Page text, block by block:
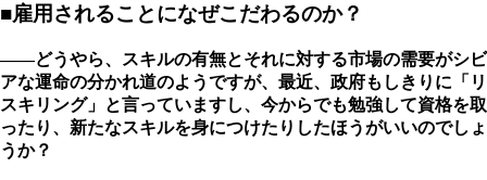
■雇用されることになぜこだわるのか？
――どうやら、スキルの有無とそれに対する市場の需要がシビ
アな運命の分かれ道のようですが、最近、政府もしきりに「リ
スキリング」と言っていますし、今からでも勉強して資格を取
ったり、新たなスキルを身につけたりしたほうがいいのでしょ
うか？